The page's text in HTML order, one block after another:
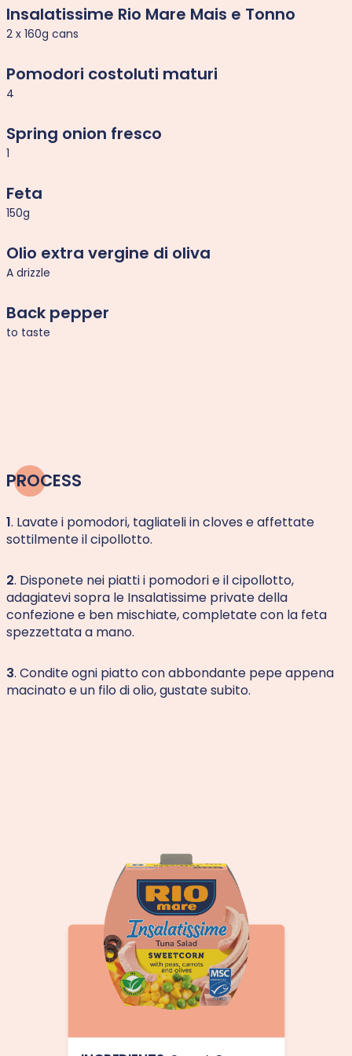
Insalatissime Rio Mare Mais e Tonno
2 x 160g cans
Pomodori costoluti maturi
4
Spring onion fresco
1
Feta
150g
Olio extra vergine di oliva
A drizzle
Back pepper
to taste
PROCESS
1. Lavate i pomodori, tagliateli in cloves e affettate
sottilmente il cipollotto.
2. Disponete nei piatti i pomodori e il cipollotto,
adagiatevi sopra le Insalatissime private della
confezione e ben mischiate, completate con la feta
spezzettata a mano.
3. Condite ogni piatto con abbondante pepe appena
macinato e un filo di olio, gustate subito.